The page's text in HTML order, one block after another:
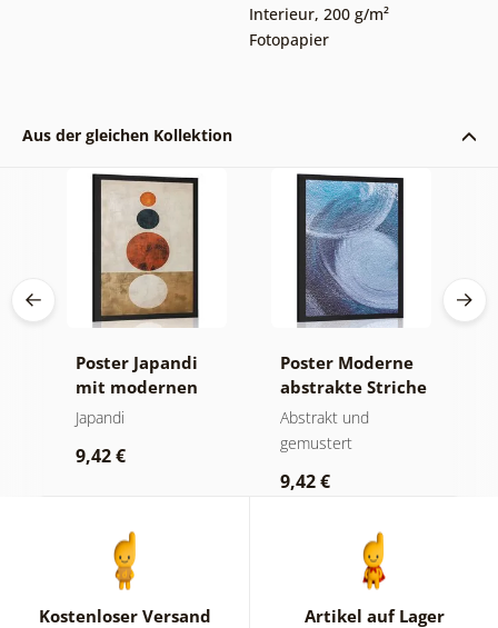
Interieur, 200 g/m²
Fotopapier
Aus der gleichen Kollektion
Poster Japandi
mit modernen
Kreisen
Japandi
9,42 €
Poster Moderne
abstrakte Striche
Abstrakt und
gemustert
9,42 €
Kostenloser Versand Artikel auf Lager